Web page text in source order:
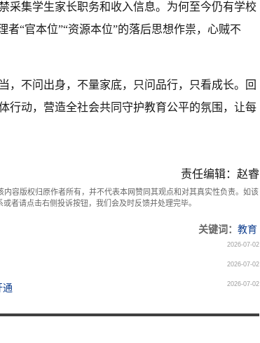
采集学生家长职务和收入信息。为何至今仍有学校
者“官本位”“资源本位”的落后思想作祟，心贼不
，不问出身，不量家底，只问品行，只看成长。回
行动，营造全社会共同守护教育公平的氛围，让每
责任编辑：赵睿
容版权归原作者所有，并不代表本网赞同其观点和对其真实性负责。如该
者请点击右侧投诉按钮，我们会及时反馈并处理完毕。
关键词： 教育
2026-07-02
2026-07-02
通 2026-07-02